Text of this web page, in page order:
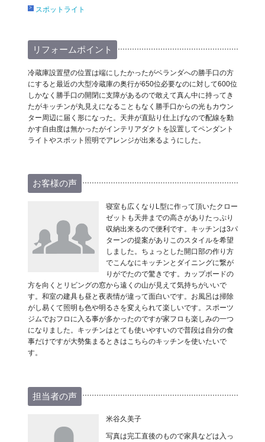
スポットライト
リフォームポイント
冷蔵庫設置壁の位置は端にしたかったがベランダへの勝手口の方
にすると最近の大型冷蔵庫の奥行が650位必要なのに対して600位
しかなく勝手口の開閉に支障があるので敢えて真ん中に持ってき
たがキッチンが丸見えになることもなく勝手口からの光もカウン
ター周辺に届く形になった。天井が直貼り仕上げなので配線を動
かす自由度は無かったがインテリアダクトを設置してペンダント
ライトやスポット照明でアレンジが出来るようにした。
お客様の声
寝室も広くなりL型に作って頂いたクロー
ゼットも天井までの高さがありたっぷり
収納出来るので便利です。キッチンは3パ
ターンの提案がありこのスタイルを希望
しました。ちょっとした開口部の作り方
でこんなにキッチンとダイニングに繋が
りがでたので驚きです。カップボードの
方を向くとリビングの窓から遠くの山が見えて気持ちがいいで
す。和室の建具も昼と夜表情が違って面白いです。お風呂は掃除
がし易くて照明も色や明るさを変えられて楽しいです。スポーツ
ジムでおフロに入る事が多かったのですが家フロも楽しみの一つ
になりました。キッチンはとても使いやすいので普段は自分の食
事だけですが大勢集まるときはこちらのキッチンを使いたいで
す。
担当者の声
米谷久美子
写真は完工直後のもので家具などは入っ